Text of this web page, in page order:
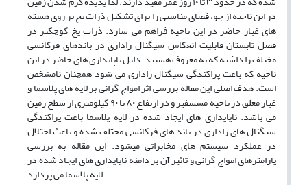
در این ناحیه از جو، فضای مناسبی را برای تشکیل ذرات یخ بر روی هسته
های غبار حاضر در این ناحیه فراهم می سازد. ذرات یخ کوچکتر در
فصل تابستان قابلیت انعکاس سیگنال راداری در باندهای فرکانسی
مختلف را داشته که به معروف هستند. دلیل ناپایداری های حاضر در این
ناحیه که باعث پراکندگی سیگنال راداری می شود همچنان نامشخص
است. هدف اصلی این مقاله بررسی اثر امواج گرانی بر لایه های پلاسما و
غبار معلق در ناحیه مسسفیر و در ارتفاع ۸۰ تا ۹۰ کیلومتری از سطح زمین
می باشد. ناپایداری های ایجاد شده در لایه پلاسما باعث پراکندگی
سیگنال های راداری در باند های فرکانسی مختلف شده و باعث اختلال
در عملکرد سیستم های مخابراتی میشود. این مقاله به بررسی
پارامترهای امواج گرانی و تاثیر آن بر دامنه ناپایداری های ایجاد شده در
لایه پلاسما می پردازد.